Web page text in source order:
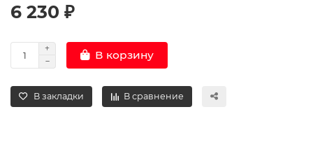
6 230 ₽
В корзину
В закладки В сравнение